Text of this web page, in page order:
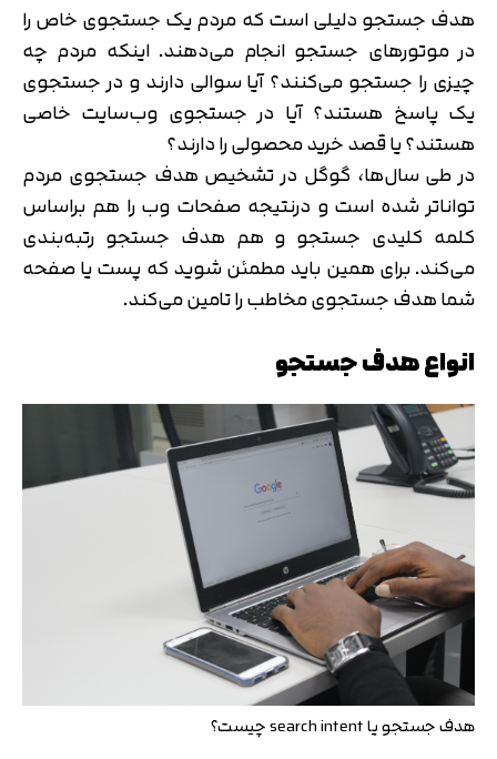
هدف جستجو دلیلی است که مردم یک جستجوی خاص را
در موتورهای جستجو انجام می‌دهند. اینکه مردم چه
چیزی را جستجو می‌کنند؟ آیا سوالی دارند و در جستجوی
یک پاسخ هستند؟ آیا در جستجوی وب‌سایت خاصی
هستند؟ یا قصد خرید محصولی را دارند؟
در طی سال‌ها، گوگل در تشخیص هدف جستجوی مردم
تواناتر شده است و درنتیجه صفحات وب را هم براساس
کلمه کلیدی جستجو و هم هدف جستجو رتبه‌بندی
می‌کند. برای همین باید مطمئن شوید که پست یا صفحه
شما هدف جستجوی مخاطب را تامین می‌کند.
انواع هدف جستجو
هدف جستجو یا search intent چیست؟